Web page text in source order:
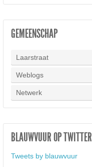
GEMEENSCHAP
Laarstraat
Weblogs
Netwerk
BLAUWVUUR OP TWITTER
Tweets by blauwvuur